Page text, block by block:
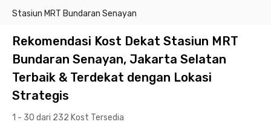
Stasiun MRT Bundaran Senayan
Rekomendasi Kost Dekat Stasiun MRT
Bundaran Senayan, Jakarta Selatan
Terbaik & Terdekat dengan Lokasi
Strategis
1 - 30 dari 232 Kost Tersedia